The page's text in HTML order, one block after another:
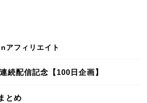
アフィリエイト
続配信記念【100日企画】
とめ